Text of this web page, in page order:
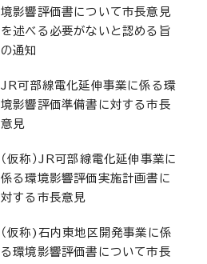
境影響評価書について市長意見
を述べる必要がないと認める旨
の通知
JR可部線電化延伸事業に係る環
境影響評価準備書に対する市長
意見
（仮称）JR可部線電化延伸事業に
係る環境影響評価実施計画書に
対する市長意見
（仮称)石内東地区開発事業に係
る環境影響評価書について市長